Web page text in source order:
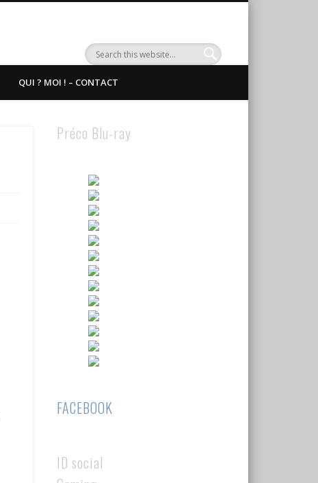
QUI ? MOI ! – CONTACT
Préco Blu-ray
FACEBOOK
ID social